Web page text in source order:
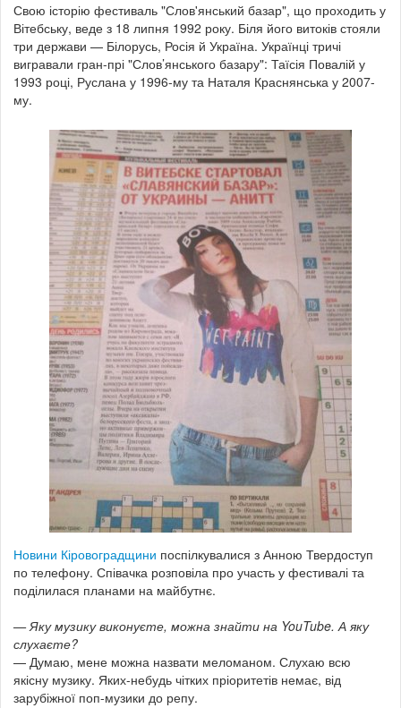
Свою історію фестиваль "Слов'янський базар", що проходить у
Вітебську, веде з 18 липня 1992 року. Біля його витоків стояли
три держави — Білорусь, Росія й Україна. Українці тричі
вигравали гран-прі "Слов’янського базару": Таїсія Повалій у
1993 році, Руслана у 1996-му та Наталя Краснянська у 2007-
му.
Новини Кіровоградщини поспілкувалися з Анною Твердоступ
по телефону. Співачка розповіла про участь у фестивалі та
поділилася планами на майбутнє.
— Яку музику виконуєте, можна знайти на YouTube. А яку
слухаєте?
— Думаю, мене можна назвати меломаном. Слухаю всю
якісну музику. Яких-небудь чітких пріоритетів немає, від
зарубіжної поп-музики до репу.